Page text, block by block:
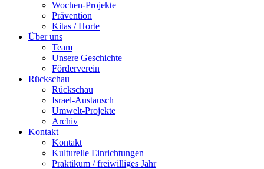
Wochen-Projekte
Prävention
Kitas / Horte
Über uns
Team
Unsere Geschichte
Förderverein
Rückschau
Rückschau
Israel-Austausch
Umwelt-Projekte
Archiv
Kontakt
Kontakt
Kulturelle Einrichtungen
Praktikum / freiwilliges Jahr